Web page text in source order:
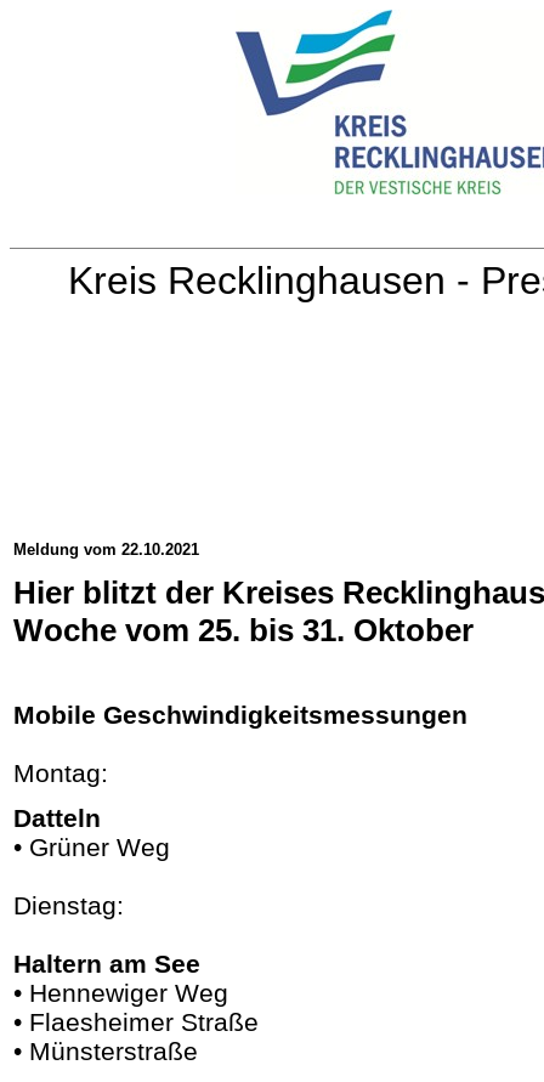
Kreis Recklinghausen -
Meldung vom 22.10.2021
Hier blitzt der Kreises
Woche vom 25. bis 31. Oktober
Mobile Geschwindigkeitsmessungen
Montag:
Datteln
• Grüner Weg
Dienstag:
Haltern am See
• Hennewiger Weg
• Flaesheimer Straße
• Münsterstraße